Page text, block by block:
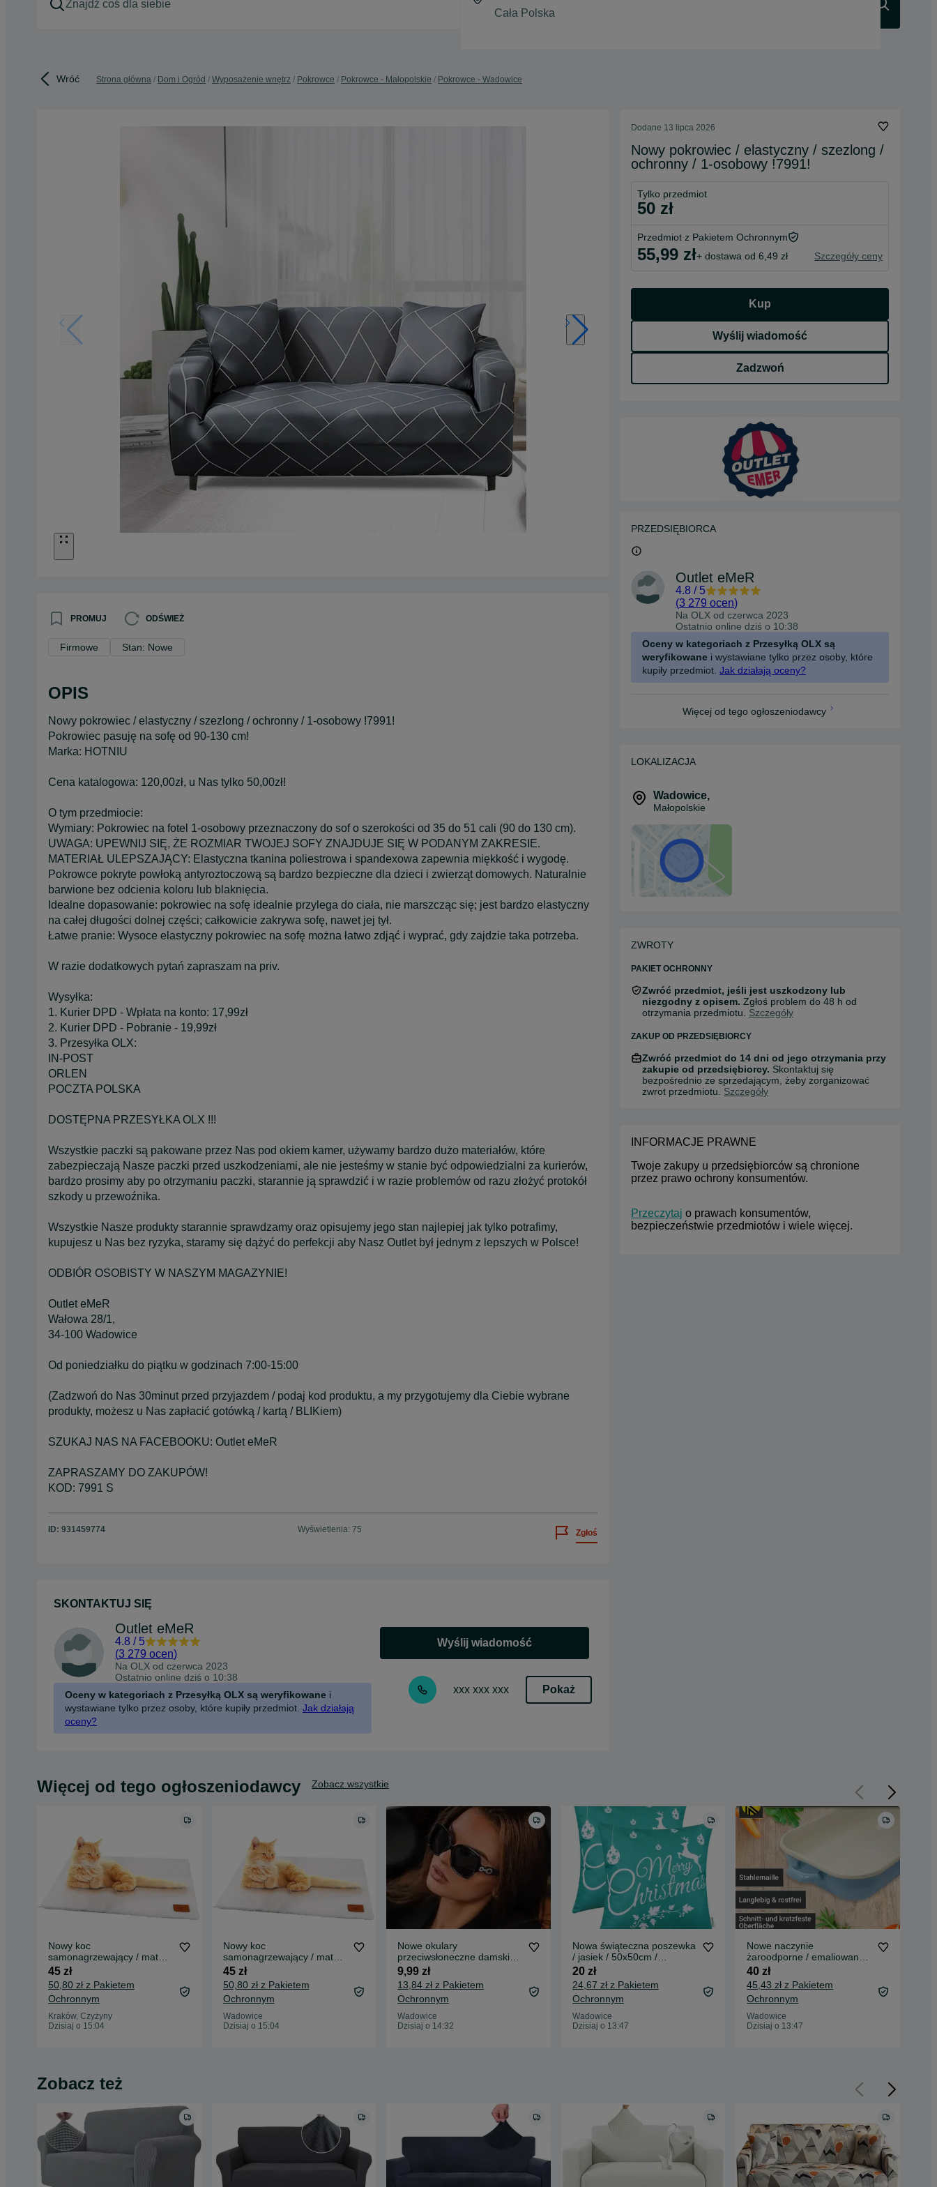
Wróć Strona główna Dom i Ogród Wyposażenie wnętrz Pokrowce Pokrowce - Małopolskie Pokrowce - Wadowice
PROMUJ ODŚWIEŻ
Firmowe Stan: Nowe
OPIS
Nowy pokrowiec / elastyczny / szezlong / ochronny / 1-osobowy !7991!
Pokrowiec pasuję na sofę od 90-130 cm!
Marka: HOTNIU
Cena katalogowa: 120,00zł, u Nas tylko 50,00zł!
O tym przedmiocie:
Wymiary: Pokrowiec na fotel 1-osobowy przeznaczony do sof o szerokości od 35 do 51 cali (90 do 130 cm).
UWAGA: UPEWNIJ SIĘ, ŻE ROZMIAR TWOJEJ SOFY ZNAJDUJE SIĘ W PODANYM ZAKRESIE.
MATERIAŁ ULEPSZAJĄCY: Elastyczna tkanina poliestrowa i spandexowa zapewnia miękkość i wygodę.
Pokrowce pokryte powłoką antyroztoczową są bardzo bezpieczne dla dzieci i zwierząt domowych. Naturalnie
barwione bez odcienia koloru lub blaknięcia.
Idealne dopasowanie: pokrowiec na sofę idealnie przylega do ciała, nie marszcząc się; jest bardzo elastyczny
na całej długości dolnej części; całkowicie zakrywa sofę, nawet jej tył.
Łatwe pranie: Wysoce elastyczny pokrowiec na sofę można łatwo zdjąć i wyprać, gdy zajdzie taka potrzeba.
W razie dodatkowych pytań zapraszam na priv.
Wysyłka:
1. Kurier DPD - Wpłata na konto: 17,99zł
2. Kurier DPD - Pobranie - 19,99zł
3. Przesyłka OLX:
IN-POST
ORLEN
POCZTA POLSKA
DOSTĘPNA PRZESYŁKA OLX !!!
Wszystkie paczki są pakowane przez Nas pod okiem kamer, używamy bardzo dużo materiałów, które
zabezpieczają Nasze paczki przed uszkodzeniami, ale nie jesteśmy w stanie być odpowiedzialni za kurierów,
bardzo prosimy aby po otrzymaniu paczki, starannie ją sprawdzić i w razie problemów od razu złożyć protokół
szkody u przewoźnika.
Wszystkie Nasze produkty starannie sprawdzamy oraz opisujemy jego stan najlepiej jak tylko potrafimy,
kupujesz u Nas bez ryzyka, staramy się dążyć do perfekcji aby Nasz Outlet był jednym z lepszych w Polsce!
ODBIÓR OSOBISTY W NASZYM MAGAZYNIE!
Outlet eMeR
Wałowa 28/1,
34-100 Wadowice
Od poniedziałku do piątku w godzinach 7:00-15:00
(Zadzwoń do Nas 30minut przed przyjazdem / podaj kod produktu, a my przygotujemy dla Ciebie wybrane
produkty, możesz u Nas zapłacić gotówką / kartą / BLIKiem)
SZUKAJ NAS NA FACEBOOKU: Outlet eMeR
ZAPRASZAMY DO ZAKUPÓW!
KOD: 7991 S
ID: 931459774 Wyświetlenia: 75 Zgłoś
SKONTAKTUJ SIĘ
Outlet eMeR
4.8 / 5
(3 279 ocen)
Na OLX od czerwca 2023
Ostatnio online dziś o 10:38
Oceny w kategoriach z Przesyłką OLX są weryfikowane i
wystawiane tylko przez osoby, które kupiły przedmiot. Jak działają
oceny?
Wyślij wiadomość
xxx xxx xxx Pokaż
Dodane 13 lipca 2026
Nowy pokrowiec / elastyczny / szezlong /
ochronny / 1-osobowy !7991!
Tylko przedmiot
50 zł
Przedmiot z Pakietem Ochronnym
55,99 zł+ dostawa od 6,49 zł Szczegóły ceny
Kup
Wyślij wiadomość
Zadzwoń
PRZEDSIĘBIORCA
Outlet eMeR
4.8 / 5
(3 279 ocen)
Na OLX od czerwca 2023
Ostatnio online dziś o 10:38
Oceny w kategoriach z Przesyłką OLX są
weryfikowane i wystawiane tylko przez osoby, które
kupiły przedmiot. Jak działają oceny?
Więcej od tego ogłoszeniodawcy
LOKALIZACJA
Wadowice,
Małopolskie
ZWROTY
PAKIET OCHRONNY
Zwróć przedmiot, jeśli jest uszkodzony lub
niezgodny z opisem. Zgłoś problem do 48 h od
otrzymania przedmiotu. Szczegóły
ZAKUP OD PRZEDSIĘBIORCY
Zwróć przedmiot do 14 dni od jego otrzymania przy
zakupie od przedsiębiorcy. Skontaktuj się
bezpośrednio ze sprzedającym, żeby zorganizować
zwrot przedmiotu. Szczegóły
INFORMACJE PRAWNE
Twoje zakupy u przedsiębiorców są chronione
przez prawo ochrony konsumentów.
Przeczytaj o prawach konsumentów,
bezpieczeństwie przedmiotów i wiele więcej.
Więcej od tego ogłoszeniodawcy Zobacz wszystkie
Nowy koc
samonagrzewający / mata
grzewcza dla kota
Pfotenolymp !2122!
45 zł
50,80 zł z Pakietem
Ochronnym
Kraków, Czyżyny
Dzisiaj o 15:04
Nowy koc
samonagrzewający / mata
grzewcza dla psa
Pfotenolymp !2122!
45 zł
50,80 zł z Pakietem
Ochronnym
Wadowice
Dzisiaj o 15:04
Nowe okulary
przeciwsłoneczne damskie
/retro /vintage /UV400 /2925
9,99 zł
13,84 zł z Pakietem
Ochronnym
Wadowice
Dzisiaj o 14:32
Nowa świąteczna poszewka
/ jasiek / 50x50cm /
2SZTUKI / 1017-T
20 zł
24,67 zł z Pakietem
Ochronnym
Wadowice
Dzisiaj o 13:47
Nowe naczynie
żaroodporne / emaliowane /
garnek / foremka Krüger !
40 zł
45,43 zł z Pakietem
Ochronnym
Wadowice
Dzisiaj o 13:47
Zobacz też